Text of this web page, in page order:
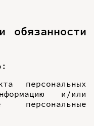
обязанности
персональных
и/или
персональные